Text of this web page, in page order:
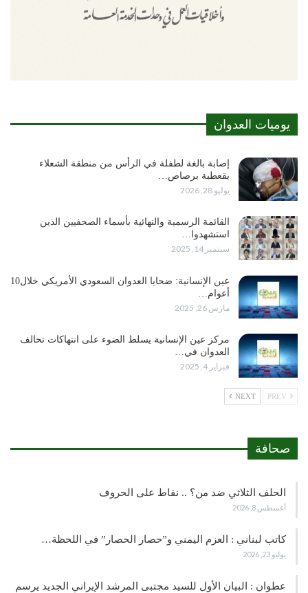
يوميات العدوان
إصابة بالغة لطفلة في الرأس من منطقة الشعلاء
بقعطبة برصاص…
يوليو 28, 2026
القائمة الرسمية والنهائية بأسماء الصحفيين الذين
استشهدوا…
سبتمبر 14, 2025
عين الإنسانية: ضحايا العدوان السعودي الأمريكي خلال10
أعوام…
مارس 26, 2025
مركز عين الإنسانية يسلط الضوء على انتهاكات تحالف
العدوان في…
فبراير 4, 2025
NEXT
صحافة
الحلف الثلاثي ضد من؟ .. نقاط على الحروف
أغسطس 8, 2026
كاتب لبناني : العزم اليمني و”حصار الحصار” في اللحظة…
يوليو 23, 2026
عطوان : البيان الأول للسيد مجتبى المرشد الإيراني الجديد يرسم